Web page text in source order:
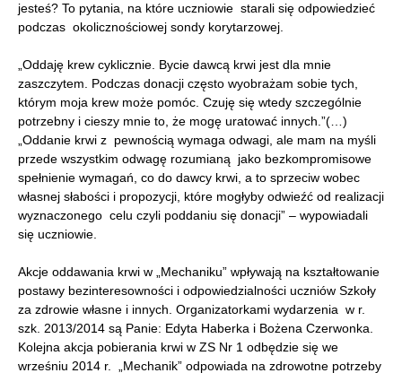
jesteś? To pytania, na które uczniowie starali się odpowiedzieć
podczas okolicznościowej sondy korytarzowej.
„Oddaję krew cyklicznie. Bycie dawcą krwi jest dla mnie
zaszczytem. Podczas donacji często wyobrażam sobie tych,
którym moja krew może pomóc. Czuję się wtedy szczególnie
potrzebny i cieszy mnie to, że mogę uratować innych.”(…)
„Oddanie krwi z pewnością wymaga odwagi, ale mam na myśli
przede wszystkim odwagę rozumianą jako bezkompromisowe
spełnienie wymagań, co do dawcy krwi, a to sprzeciw wobec
własnej słabości i propozycji, które mogłyby odwieźć od realizacji
wyznaczonego celu czyli poddaniu się donacji” – wypowiadali
się uczniowie.
Akcje oddawania krwi w „Mechaniku” wpływają na kształtowanie
postawy bezinteresowności i odpowiedzialności uczniów Szkoły
za zdrowie własne i innych. Organizatorkami wydarzenia w r.
szk. 2013/2014 są Panie: Edyta Haberka i Bożena Czerwonka.
Kolejna akcja pobierania krwi w ZS Nr 1 odbędzie się we
wrześniu 2014 r. „Mechanik” odpowiada na zdrowotne potrzeby